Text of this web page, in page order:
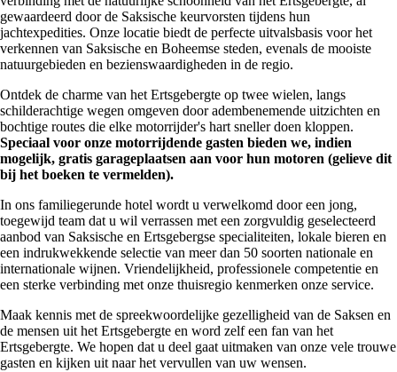
gewaardeerd door de Saksische keurvorsten tijdens hun
jachtexpedities. Onze locatie biedt de perfecte uitvalsbasis voor het
verkennen van Saksische en Boheemse steden, evenals de mooiste
natuurgebieden en bezienswaardigheden in de regio.
Ontdek de charme van het Ertsgebergte op twee wielen, langs
schilderachtige wegen omgeven door adembenemende uitzichten en
bochtige routes die elke motorrijder's hart sneller doen kloppen.
Speciaal voor onze motorrijdende gasten bieden we, indien
mogelijk, gratis garageplaatsen aan voor hun motoren (gelieve dit
bij het boeken te vermelden).
In ons familiegerunde hotel wordt u verwelkomd door een jong,
toegewijd team dat u wil verrassen met een zorgvuldig geselecteerd
aanbod van Saksische en Ertsgebergse specialiteiten, lokale bieren en
een indrukwekkende selectie van meer dan 50 soorten nationale en
internationale wijnen. Vriendelijkheid, professionele competentie en
een sterke verbinding met onze thuisregio kenmerken onze service.
Maak kennis met de spreekwoordelijke gezelligheid van de Saksen en
de mensen uit het Ertsgebergte en word zelf een fan van het
Ertsgebergte. We hopen dat u deel gaat uitmaken van onze vele trouwe
gasten en kijken uit naar het vervullen van uw wensen.